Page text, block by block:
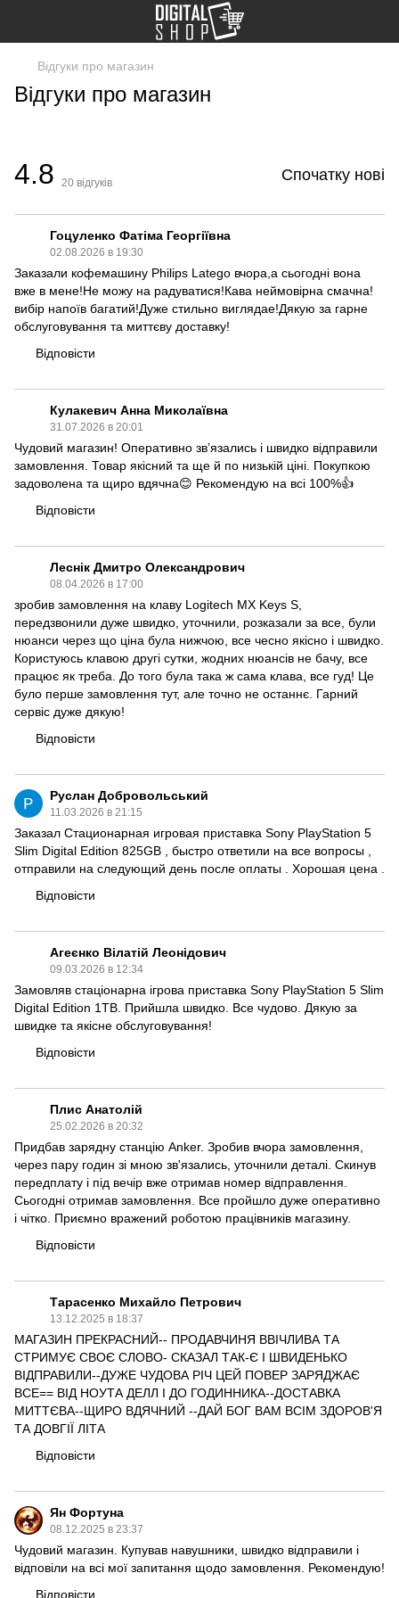
Відгуки про магазин
Відгуки про магазин
4.8 20 відгуків Спочатку нові
Гоцуленко Фатіма Георгіївна
02.08.2026 в 19:30
Заказали кофемашину Philips Latego вчора,а сьогодні вона
вже в мене!Не можу на радуватися!Кава неймовірна смачна!
вибір напоїв багатий!Дуже стильно виглядае!Дякую за гарне
обслуговування та миттєву доставку!
Відповісти
Кулакевич Анна Миколаївна
31.07.2026 в 20:01
Чудовий магазин! Оперативно звʼязались і швидко відправили
замовлення. Товар якісний та ще й по низькій ціні. Покупкою
задоволена та щиро вдячна😊 Рекомендую на всі 100%👍
Відповісти
Леснік Дмитро Олександрович
08.04.2026 в 17:00
зробив замовлення на клаву Logitech MX Keys S,
передзвонили дуже швидко, уточнили, розказали за все, були
нюанси через що ціна була нижчою, все чесно якісно і швидко.
Користуюсь клавою другі сутки, жодних нюансів не бачу, все
працює як треба. До того була така ж сама клава, все гуд! Це
було перше замовлення тут, але точно не останнє. Гарний
сервіс дуже дякую!
Відповісти
Руслан Добровольський
11.03.2026 в 21:15
Заказал Стационарная игровая приставка Sony PlayStation 5
Slim Digital Edition 825GB , быстро ответили на все вопросы ,
отправили на следующий день после оплаты . Хорошая цена .
Відповісти
Агеєнко Вілатій Леонідович
09.03.2026 в 12:34
Замовляв стаціонарна ігрова приставка Sony PlayStation 5 Slim
Digital Edition 1TB. Прийшла швидко. Все чудово. Дякую за
швидке та якісне обслуговування!
Відповісти
Плис Анатолій
25.02.2026 в 20:32
Придбав зарядну станцію Anker. Зробив вчора замовлення,
через пару годин зі мною зв'язались, уточнили деталі. Скинув
передплату і під вечір вже отримав номер відправлення.
Сьогодні отримав замовлення. Все пройшло дуже оперативно
і чітко. Приємно вражений роботою працівників магазину.
Відповісти
Тарасенко Михайло Петрович
13.12.2025 в 18:37
МАГАЗИН ПРЕКРАСНИЙ-- ПРОДАВЧИНЯ ВВІЧЛИВА ТА
СТРИМУЄ СВОЄ СЛОВО- СКАЗАЛ ТАК-Є І ШВИДЕНЬКО
ВІДПРАВИЛИ--ДУЖЕ ЧУДОВА РІЧ ЦЕЙ ПОВЕР ЗАРЯДЖАЄ
ВСЕ== ВІД НОУТА ДЕЛЛ І ДО ГОДИННИКА--ДОСТАВКА
МИТТЄВА--ЩИРО ВДЯЧНИЙ --ДАЙ БОГ ВАМ ВСІМ ЗДОРОВ'Я
ТА ДОВГІЇ ЛІТА
Відповісти
Ян Фортуна
08.12.2025 в 23:37
Чудовий магазин. Купував навушники, швидко відправили і
відповіли на всі мої запитання щодо замовлення. Рекомендую!
Відповісти